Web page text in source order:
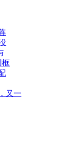
框
又一